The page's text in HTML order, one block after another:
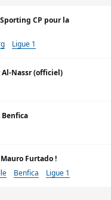
CP pour la
Ligue 1
Nassr (officiel)
Benfica
Furtado !
Benfica Ligue 1